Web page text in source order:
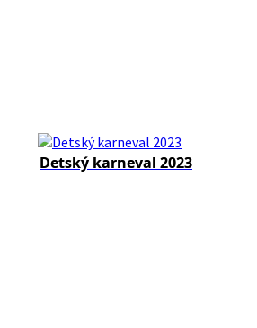
Detský karneval 2023